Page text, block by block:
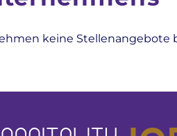
keine Stellenangebote